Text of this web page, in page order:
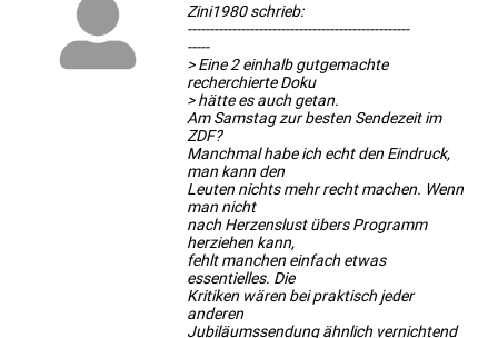
Zini1980 schrieb:
--------------------------------------------------
-----
> Eine 2 einhalb gutgemachte
recherchierte Doku
> hätte es auch getan.
Am Samstag zur besten Sendezeit im
ZDF?
Manchmal habe ich echt den Eindruck,
man kann den
Leuten nichts mehr recht machen. Wenn
man nicht
nach Herzenslust übers Programm
herziehen kann,
fehlt manchen einfach etwas
essentielles. Die
Kritiken wären bei praktisch jeder
anderen
Jubiläumssendung ähnlich vernichtend